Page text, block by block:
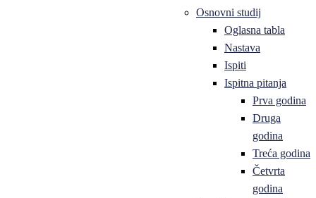
Osnovni studij
Oglasna tabla
Nastava
Ispiti
Ispitna pitanja
Prva godina
Druga
godina
Treća godina
Četvrta
godina